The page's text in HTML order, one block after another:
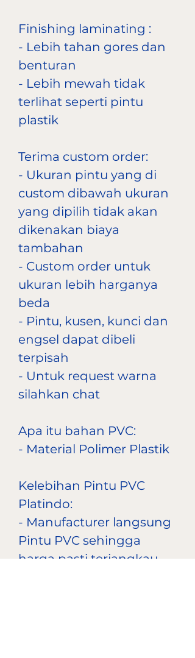
Finishing laminating :
- Lebih tahan gores dan
benturan
- Lebih mewah tidak
terlihat seperti pintu
plastik
Terima custom order:
- Ukuran pintu yang di
custom dibawah ukuran
yang dipilih tidak akan
dikenakan biaya
tambahan
- Custom order untuk
ukuran lebih harganya
beda
- Pintu, kusen, kunci dan
engsel dapat dibeli
terpisah
- Untuk request warna
silahkan chat
Apa itu bahan PVC:
- Material Polimer Plastik
Kelebihan Pintu PVC
Platindo:
- Manufacturer langsung
Pintu PVC sehingga
harga pasti terjangkau